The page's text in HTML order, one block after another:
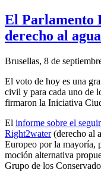
El Parlamento
derecho al
Brusellas, 8 de
El voto de hoy es una
civil y para cada uno de
firmaron la Iniciativa
El informe sobre el
Right2water(derecho al
Europeo por la mayoría,
moción alternativa
Grupo de los